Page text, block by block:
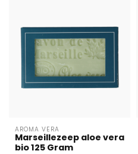
AROMA VERA
Marseillezeep aloe vera
bio 125 Gram